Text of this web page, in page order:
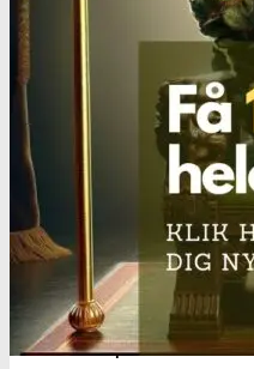
MCPP
MCPP test
Opiater renhedstest
THC/Cannabinoider
THC test
Cannabinoider test
Robadope